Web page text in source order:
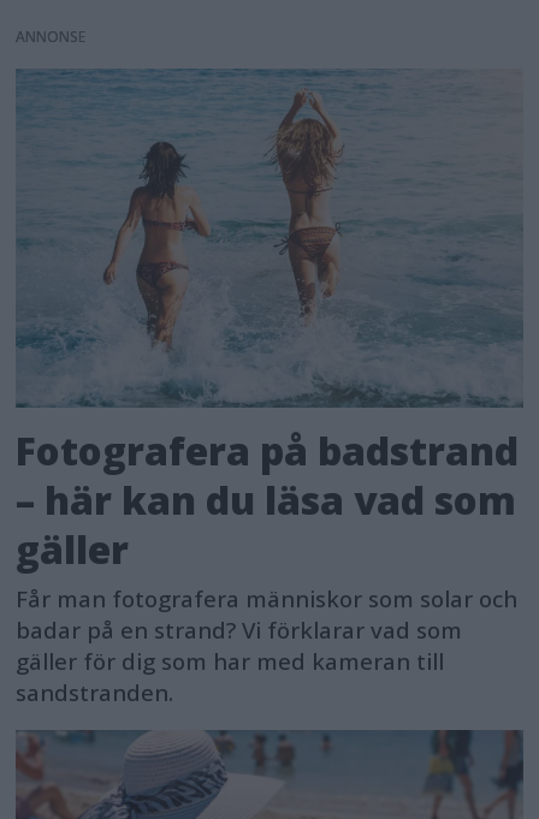
ANNONS
Fotografera på badstrand
– här kan du läsa vad som
gäller
Får man fotografera människor som solar och
badar på en strand? Vi förklarar vad som
gäller för dig som har med kameran till
sandstranden.